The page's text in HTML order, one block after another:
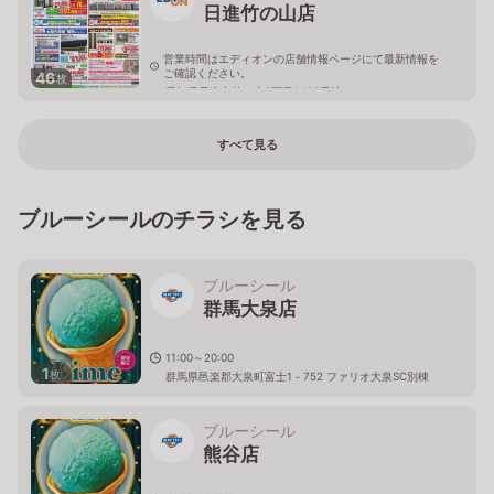
46枚
日進竹の山店
営業時間はエディオンの店舗情報ページにて最新情報を
ご確認ください。
愛知県日進市竹の山3丁目2003番地
すべて見る
ブルーシールのチラシを見る
1枚
ブルーシール
群馬大泉店
11:00～20:00
群馬県邑楽郡大泉町富士1－752 ファリオ大泉SC別棟
ブルーシール
熊谷店